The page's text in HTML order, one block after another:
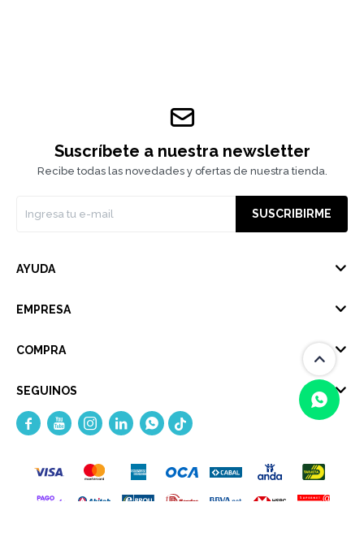
(0/4)
Suscríbete a nuestra newsletter
Recibe todas las novedades y ofertas de nuestra tienda.
SUSCRIBIRME
AYUDA
EMPRESA
COMPRA
SEGUINOS
    